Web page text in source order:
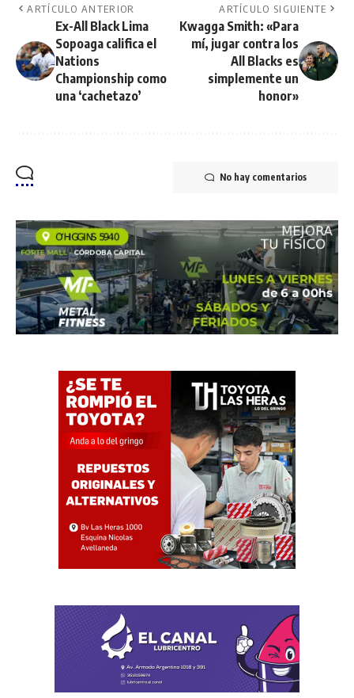
ARTÍCULO ANTERIOR
Ex-All Black Lima
Sopoaga califica el
Nations
Championship como
una ‘cachetazo’
ARTÍCULO SIGUIENTE
Kwagga Smith: «Para
mí, jugar contra los
All Blacks es
simplemente un
honor»
No hay comentarios